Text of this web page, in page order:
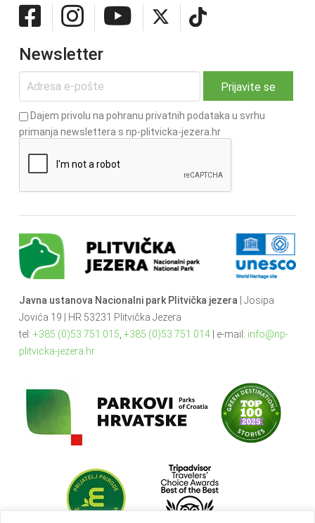
Newsletter
Dajem privolu na pohranu privatnih podataka u svrhu
primanja newslettera s np-plitvicka-jezera.hr
Javna ustanova Nacionalni park Plitvička jezera | Josipa
Jovića 19 | HR 53231 Plitvička Jezera
tel: +385 (0)53 751 015 +385 (0)53 751 014| e-mail: info@np-
plitvicka-jezera.hr